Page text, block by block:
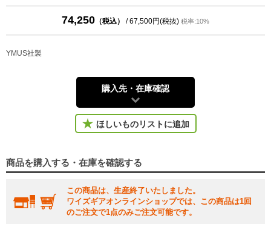
74,250 （税込） / 67,500円(税抜) 税率:10%
YMUS社製
購入先・在庫確認
ほしいものリストに追加
商品を購入する・在庫を確認する
この商品は、生産終了いたしました。
ワイズギアオンラインショップでは、この商品は1回
のご注文で1点のみご注文可能です。